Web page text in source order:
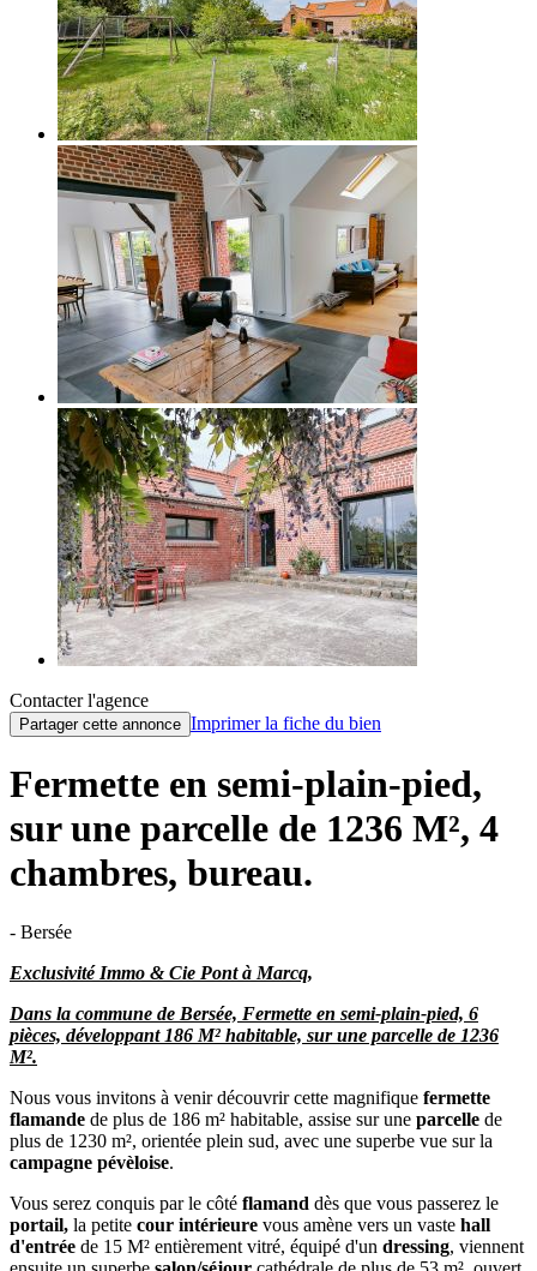
Contacter l'agence
Partager cette annonce Imprimer la fiche du bien
Fermette en semi-plain-pied,
sur une parcelle de 1236 M², 4
chambres, bureau.
- Bersée
Exclusivité Immo & Cie Pont à Marcq,
Dans la commune de Bersée, Fermette en semi-plain-pied, 6
pièces, développant 186 M² habitable, sur une parcelle de 1236
M².
Nous vous invitons à venir découvrir cette magnifique fermette
flamande de plus de 186 m² habitable, assise sur une parcelle de
plus de 1230 m², orientée plein sud, avec une superbe vue sur la
campagne pévèloise.
Vous serez conquis par le côté flamand dès que vous passerez le
portail, la petite cour intérieure vous amène vers un vaste hall
d'entrée de 15 M² entièrement vitré, équipé d'un dressing, viennent